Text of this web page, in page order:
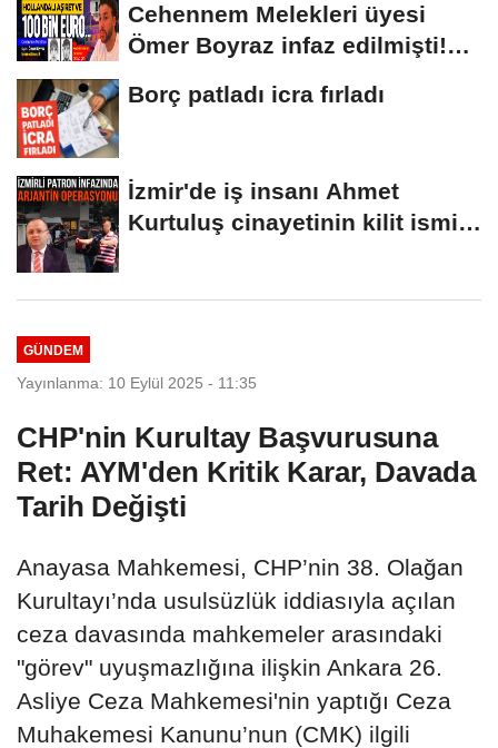
Cehennem Melekleri üyesi
Ömer Boyraz infaz edilmişti!
Borç patladı icra fırladı
İzmir'de iş insanı Ahmet
Kurtuluş cinayetinin kilit ismi
GÜNDEM
Yayınlanma: 10 Eylül 2025 - 11:35
CHP'nin Kurultay Başvurusuna
Ret: AYM'den Kritik Karar, Davada
Tarih Değişti
Anayasa Mahkemesi, CHP’nin 38. Olağan
Kurultayı’nda usulsüzlük iddiasıyla açılan
ceza davasında mahkemeler arasındaki
"görev" uyuşmazlığına ilişkin Ankara 26.
Asliye Ceza Mahkemesi'nin yaptığı Ceza
Muhakemesi Kanunu’nun (CMK) ilgili